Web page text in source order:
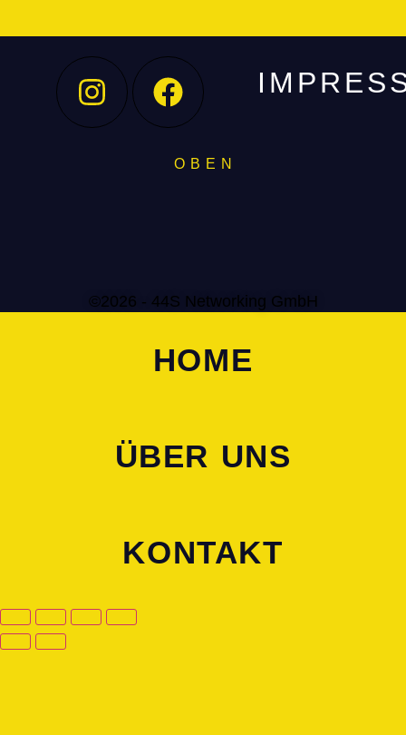
O B E N
©2026 - 44S Networking GmbH
HOME
ÜBER UNS
KONTAKT